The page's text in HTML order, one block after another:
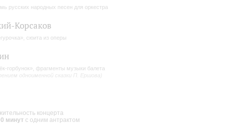
русских народных песен для оркестра
Корсаков
сюита из оперы
горбунок», фрагменты музыки балета
одноименной сказки П. Ершова)
концерта
минут с одним антрактом